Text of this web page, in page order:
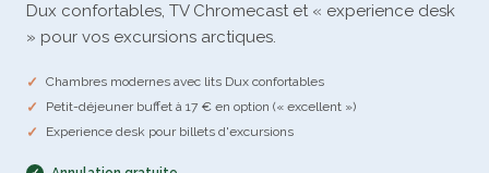
Dux confortables, TV Chromecast et « experience desk
» pour vos excursions arctiques.
Chambres modernes avec lits Dux confortables
Petit-déjeuner buffet à 17 € en option (« excellent »)
Experience desk pour billets d'excursions